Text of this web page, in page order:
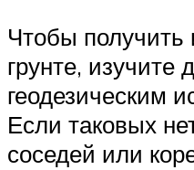
Чтобы
грунте, изучите
геодезическим
Если таковых
соседей или